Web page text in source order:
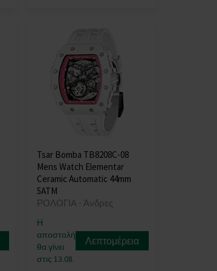
Tsar Bomba TB8208C-08
Mens Watch Elementar
Ceramic Automatic 44mm
5ATM
ΡΟΛΟΓΙΑ - Άνδρες
Η
αποστολή
θα γίνει
στις 13.08.
Λεπτομέρεια